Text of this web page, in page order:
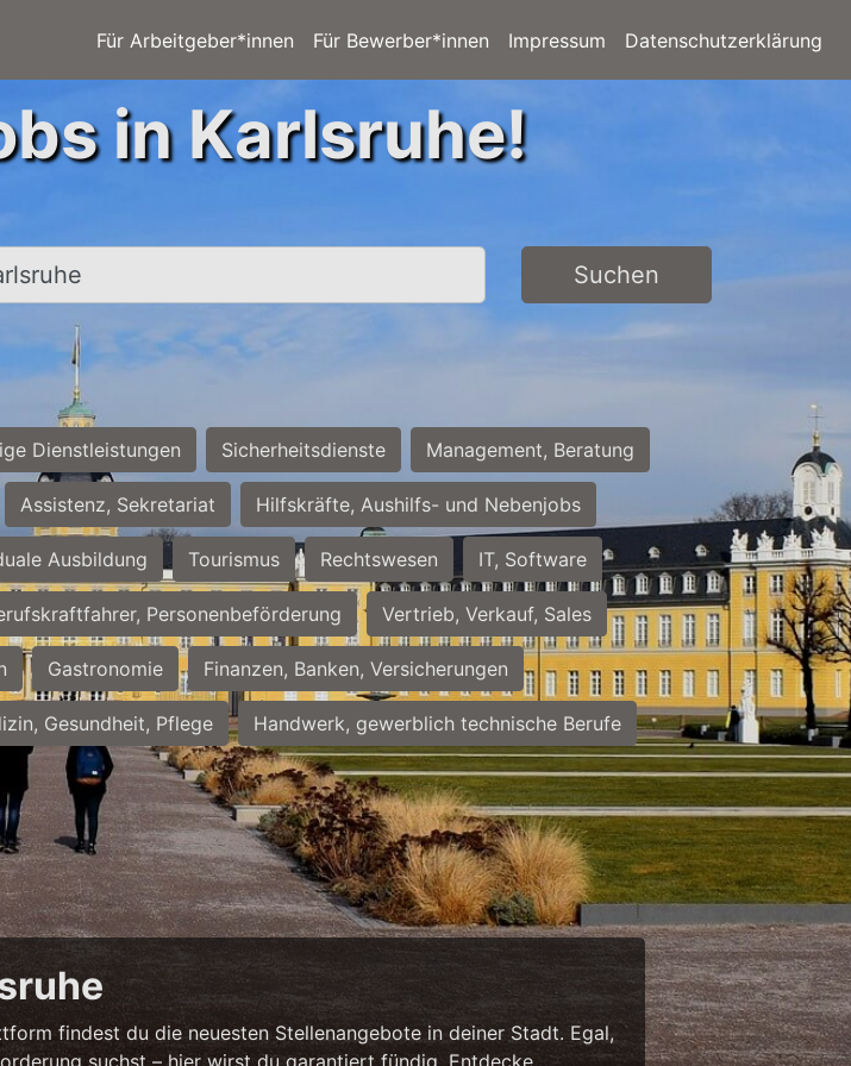
Für Arbeitgeber*innen Für Bewerber*innen Impressum Datenschutzerklärung
in Karlsruhe!
Suchen
Dienstleistungen Sicherheitsdienste Management, Beratung
Assistenz, Sekretariat Hilfskräfte, Aushilfs- und Nebenjobs
Ausbildung Tourismus Rechtswesen IT, Software
Personenbeförderung Vertrieb, Verkauf, Sales
Gastronomie Finanzen, Banken, Versicherungen
Gesundheit, Pflege Handwerk, gewerblich technische Berufe
findest du die neuesten Stellenangebote in deiner Stadt. Egal,